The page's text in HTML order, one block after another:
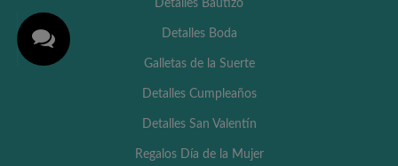
Detalles Bautizo
Detalles Boda
Galletas de la Suerte
Detalles Cumpleaños
Detalles San Valentín
Regalos Día de la Mujer